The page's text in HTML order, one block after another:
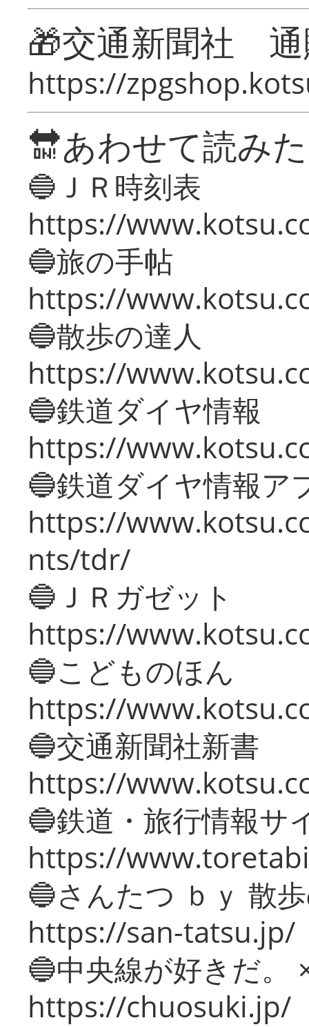
🎁交通新聞社
https://
🔛あわせて読み
🔵ＪＲ時刻表
https://
🔵旅の手帖
https://
🔵散歩の達人
https://
🔵鉄道ダイヤ情報
https://
🔵鉄道ダイヤ情報ア
https://
nts/tdr/
🔵ＪＲガゼット
https://
🔵こどものほん
https://
🔵交通新聞社新書
https://
🔵鉄道・旅行情報サ
https://
🔵さんたつ ｂｙ 散
https://san-tatsu.jp/
🔵中央線が好きだ。
https://chuosuki.jp/